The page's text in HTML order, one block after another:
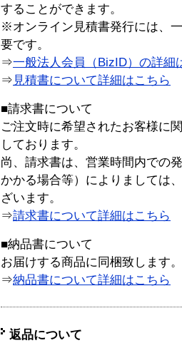
することができます。
※オンライン見積書発行には、
要です。
⇒一般法人会員（BizID）の詳細
⇒ 見積書について詳細はこちら
■請求書について
ご注文時に希望されたお客様に
しております。
尚、請求書は、営業時間内での
かかる場合等）によりましては
ざいます。
⇒請求書について詳細はこちら
■納品書について
お届けする商品に同梱致します。
⇒納品書について詳細はこちら
返品について